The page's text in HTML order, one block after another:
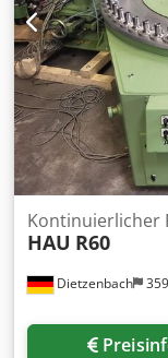
Dietzenbach
Kontinuierlicher
HAU R60